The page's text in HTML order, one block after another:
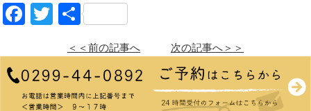
Facebook
Twitter
共
＜＜前の記事へ 次の記事へ＞＞